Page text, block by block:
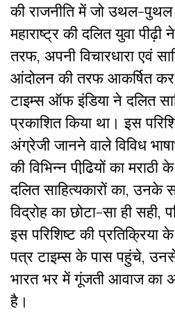
की राजनीति में जो उथल-
महाराष्ट्र की दलित युवा
तरफ, अपनी विचारधारा एवं
आंदोलन की तरफ आकर्षित कर
टाइम्स ऑफ इंडिया ने दलित
प्रकाशित किया था। इस
अंग्रेजी जानने वाले विविध
की विभिन्न पीढि़यों का मराठी
दलित साहित्यकारों का, उनके
विद्रोह का छोटा-सा ही सही,
इस परिशिष्ट की
पत्र टाइम्स के पास पहुंचे,
भारत भर में गूंजती आवाज का
है।